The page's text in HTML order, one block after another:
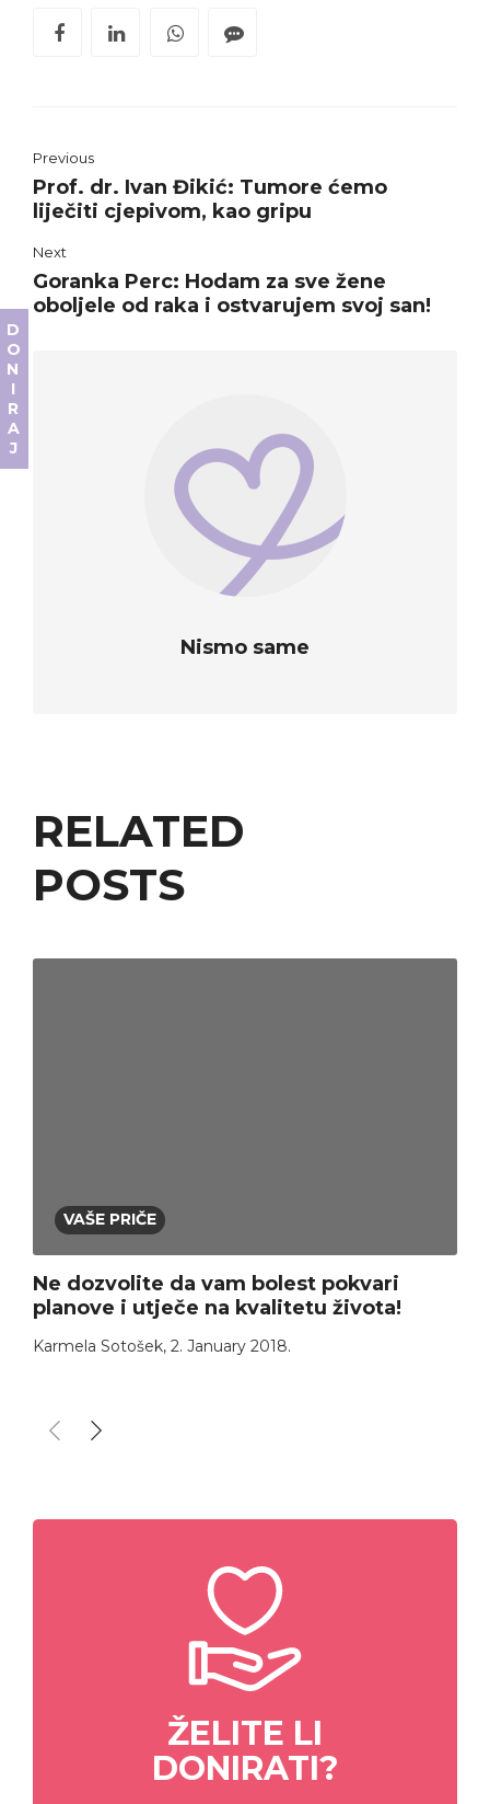
Previous
Prof. dr. Ivan Đikić: Tumore ćemo
liječiti cjepivom, kao gripu
Next
Goranka Perc: Hodam za sve žene
oboljele od raka i ostvarujem svoj san!
Nismo same
RELATED
POSTS
VAŠE PRIČE
Ne dozvolite da vam bolest pokvari
planove i utječe na kvalitetu života!
Karmela Sotošek, 2. January 2018.
ŽELITE LI
DONIRATI?
DONIRAJ